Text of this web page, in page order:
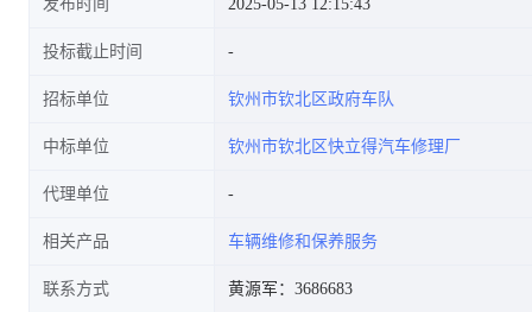
发布时间 2025-05-13 12:15:43
投标截止时间
招标单位 钦州市钦北区政府车队
中标单位 钦州市钦北区快立得汽车修理厂
代理单位
相关产品 车辆维修和保养服务
联系方式 黄源军：3686683